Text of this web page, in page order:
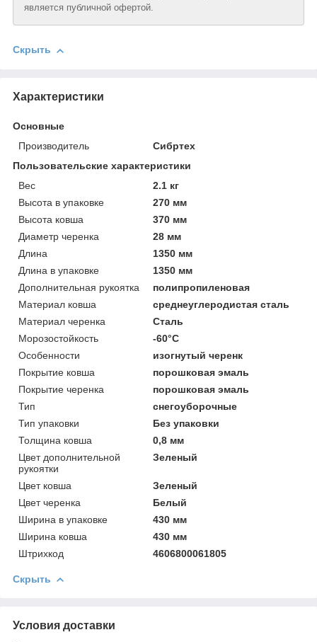
является публичной офертой.
Скрыть
Характеристики
Основные
Производитель
Сибртех
Пользовательские характеристики
Вeс
2.1 кг
Высотa в упаковке
270 мм
Высотa ковша
370 мм
Диаметр черенка
28 мм
Длинa
1350 мм
Длинa в упаковке
1350 мм
Дополнительная рукоятка
полипропиленовая
Материал ковша
среднеуглеродистая сталь
Материал черенка
Сталь
Морозостойкость
-60°C
Особенности
изогнутый черенк
Покрытие ковша
порошковая эмаль
Покрытие черенка
порошковая эмаль
Тип
снегоуборочные
Тип упаковки
Без упаковки
Толщинa ковша
0,8 мм
Цвет дополнительной
рукоятки
Зеленый
Цвет ковша
Зеленый
Цвет черенка
Белый
Ширинa в упаковке
430 мм
Ширинa ковша
430 мм
Штрихкод
4606800061805
Скрыть
Условия доставки